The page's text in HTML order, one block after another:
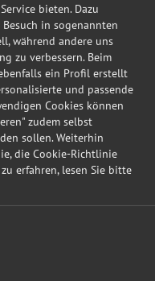
ca. 30–55 €
dasAuswuchten
und den Fahrkomfort
– welche
montieren
Preise und
dagegen häufig
bieten. Dazu
in sogenannten
während andere uns
zu verbessern. Beim
ein Profil erstellt
und passende
Cookies können
zudem selbst
sollen. Weiterhin
die Cookie-Richtlinie
erfahren, lesen Sie bitte